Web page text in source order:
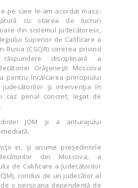
pe care le-am acordat mass-
cu starea de lucruri
din sistemul judecătoresc,
Superior de Calificare a
Rusia (CSCJR) cererea privind
disciplinară a
Orăşeneşti Moscova
pentru încălcarea principiului
judecătorilor şi intervenţia în
caz penal concret, legat de
JOM şi a anturajului
ei, şi anume preşedintele
din Moscova, a
de Calificare a Judecătorilor
condus de un judecător al
de o persoana dependentă de